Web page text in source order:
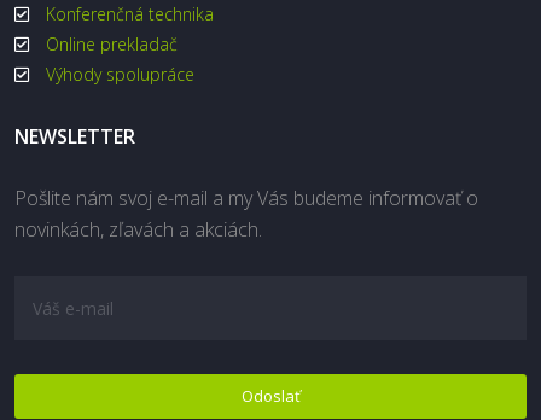
Konferenčná technika
Online prekladač
Výhody spolupráce
NEWSLETTER
Pošlite nám svoj e-mail a my Vás budeme informovať o
novinkách, zľavách a akciách.